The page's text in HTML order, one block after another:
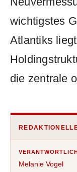
wichtigstes
Atlantiks
die zentrale
Melanie Vogel